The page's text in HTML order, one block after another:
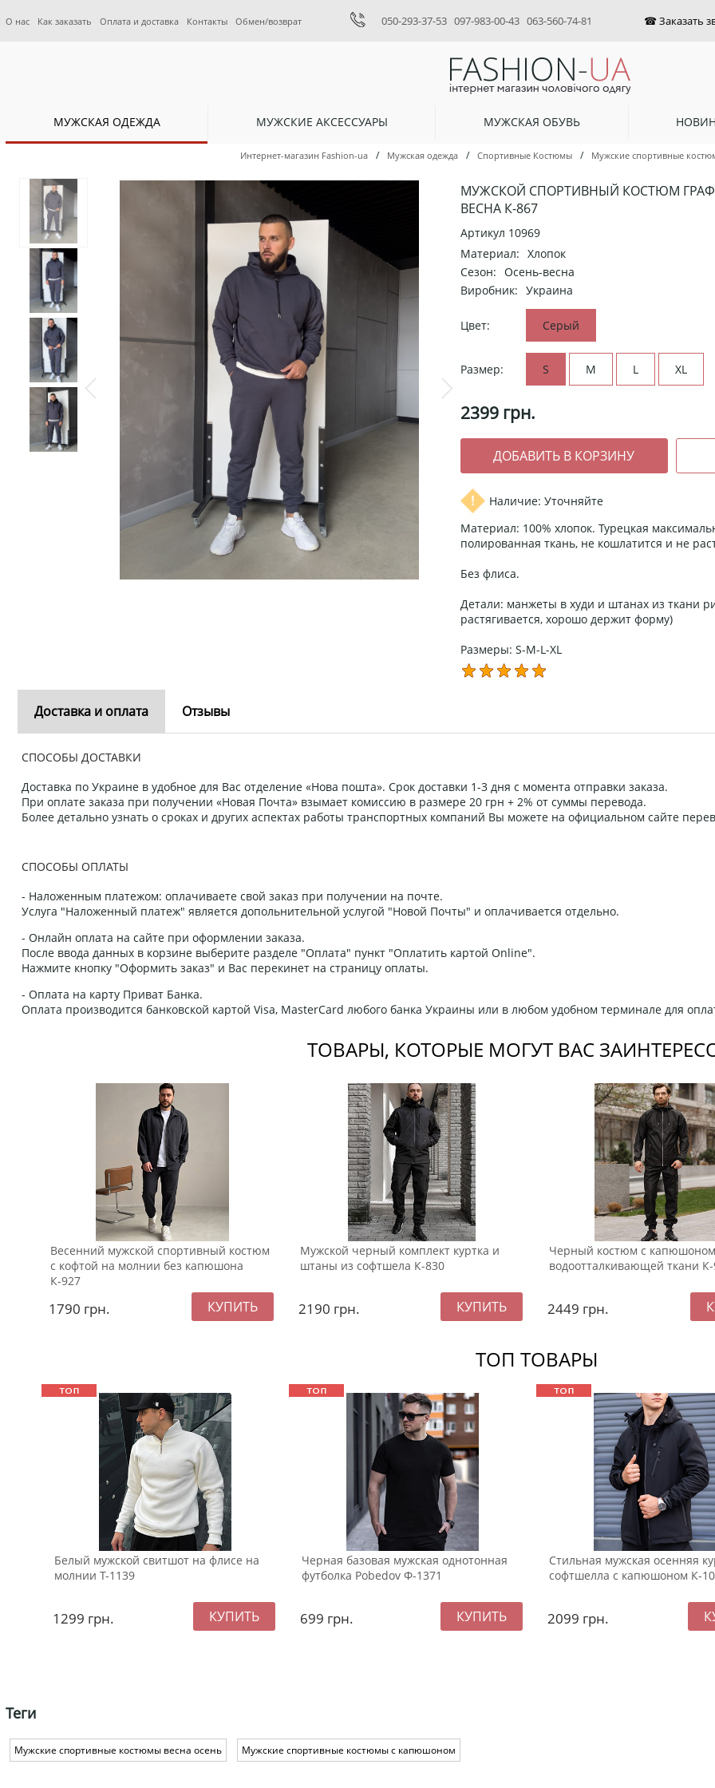
О нас Как заказать Оплата и доставка Контакты Обмен/возврат 050-293-37-53 097-983-00-43 063-560-74-81
МУЖСКАЯ ОДЕЖДА МУЖСКИЕ АКСЕССУАРЫ МУЖСКАЯ ОБУВЬ
Интернет-магазин Fashion-ua / Мужская одежда / Спортивные Костюмы / Мужские спортивные
МУЖСКОЙ СПОРТИВНЫЙ КОСТЮМ
ВЕСНА К-867
Артикул 10969
Материал: Хлопок
Сезон: Осень-весна
Виробник: Украина
Цвет: Серый
Размер: S M L XL
2399 грн.
Наличие: Уточняйте
Материал: 100% хлопок. Турецкая
полированная ткань, не кошлатится и не
Без флиса.
Детали: манжеты в худи и штанах из ткани
растягивается, хорошо держит форму)
Размеры: S-M-L-XL
Доставка и оплата Отзывы
СПОСОБЫ ДОСТАВКИ
Доставка по Украине в удобное для Вас отделение «Нова пошта». Срок доставки 1-3 дня с момента отправки заказа.
При оплате заказа при получении «Новая Почта» взымает комиссию в размере 20 грн + 2% от суммы перевода.
Более детально узнать о сроках и других аспектах работы транспортных компаний Вы можете на официальном сайте
СПОСОБЫ ОПЛАТЫ
- Наложенным платежом: оплачиваете свой заказ при получении на почте.
Услуга "Наложенный платеж" является допольнительной услугой "Новой Почты" и оплачивается отдельно.
- Онлайн оплата на сайте при оформлении заказа.
После ввода данных в корзине выберите разделе "Оплата" пункт "Оплатить картой Online".
Нажмите кнопку "Оформить заказ" и Вас перекинет на страницу оплаты.
- Оплата на карту Приват Банка.
Оплата производится банковской картой Visa, MasterCard любого банка Украины или в любом удобном терминале для
ТОВАРЫ, КОТОРЫЕ МОГУТ ВАС
Весенний мужской спортивный костюм
с кофтой на молнии без капюшона
К-927
1790 грн.
Мужской черный комплект куртка и
штаны из софтшела К-830
2190 грн.
Черный костюм с
водоотталкивающей ткани
2449 грн.
ТОП ТОВАРЫ
Белый мужской свитшот на флисе на
молнии Т-1139
1299 грн.
Черная базовая мужская однотонная
футболка Pobedov Ф-1371
699 грн.
Стильная мужская осенняя
софтшелла с капюшоном К-
2099 грн.
Теги
Мужские спортивные костюмы весна осень Мужские спортивные костюмы с капюшоном